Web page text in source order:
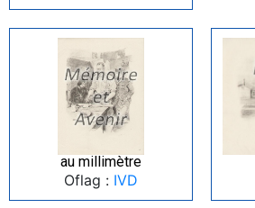
au millimètre
Oflag : IVD